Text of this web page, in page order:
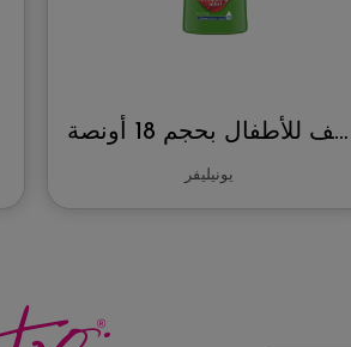
شامبو سويف للأطفال بحجم 18 أونصة
يونيليفر